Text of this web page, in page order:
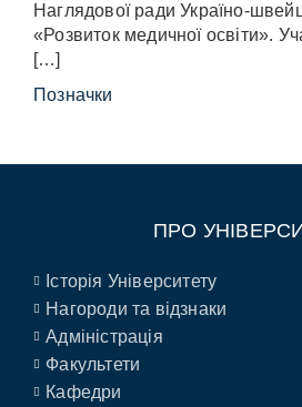
Наглядової ради Україно-
«Розвиток медичної освіти».
[…]
Позначки
ПРО
Історія Університету
Нагороди та відзнаки
Адміністрація
Факультети
Кафедри